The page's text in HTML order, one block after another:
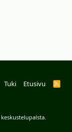
Tuki Etusivu
R